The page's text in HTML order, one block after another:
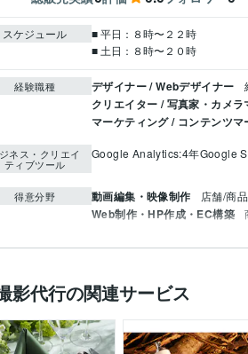
スケジュール
■ 平日：８時〜２２時
■ 土日：８時〜２０時
経験職種 デザイナー / Webデザイナー
クリエイター / 写真家・カメラ
マーケティング / コンテンツ
ネス・クリエイ
ティブツール
Google Analytics:4年Google
得意分野 動画編集・映像制作 店舗/商
Web制作・HP作成・EC構築
影代行の関連サービス